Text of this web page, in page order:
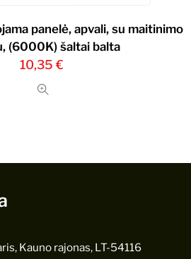
panelė, apvali, su maitinimo
(6000K) šaltai balta
10,35 €
Kauno rajonas, LT-54116